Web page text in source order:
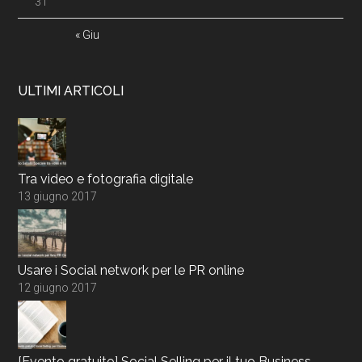
« Giu
ULTIMI ARTICOLI
Tra video e fotografia digitale
13 giugno 2017
Usare i Social network per le PR online
12 giugno 2017